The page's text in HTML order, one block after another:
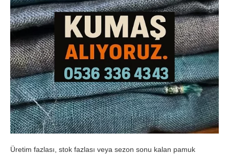
Üretim fazlası, stok fazlası veya sezon sonu kalan pamuk